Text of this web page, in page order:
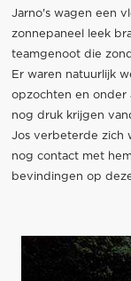
Jarno's wagen een
zonnepaneel leek
teamgenoot die
Er waren natuurlijk
opzochten en onder
nog druk krijgen
Jos verbeterde zich
nog contact met
bevindingen op